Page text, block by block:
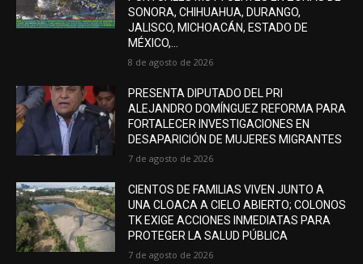
SONORA, CHIHUAHUA, DURANGO,
JALISCO, MICHOACÁN, ESTADO DE
MÉXICO,...
8 de agosto de 2026
PRESENTA DIPUTADO DEL PRI
ALEJANDRO DOMÍNGUEZ REFORMA PARA
FORTALECER INVESTIGACIONES EN
DESAPARICIÓN DE MUJERES MIGRANTES
7 de agosto de 2026
CIENTOS DE FAMILIAS VIVEN JUNTO A
UNA CLOACA A CIELO ABIERTO; COLONOS
TK EXIGE ACCIONES INMEDIATAS PARA
PROTEGER LA SALUD PÚBLICA
7 de agosto de 2026